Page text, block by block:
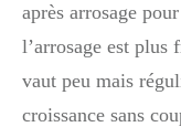
après arrosage
l’arrosage est plus
vaut peu mais
croissance sans